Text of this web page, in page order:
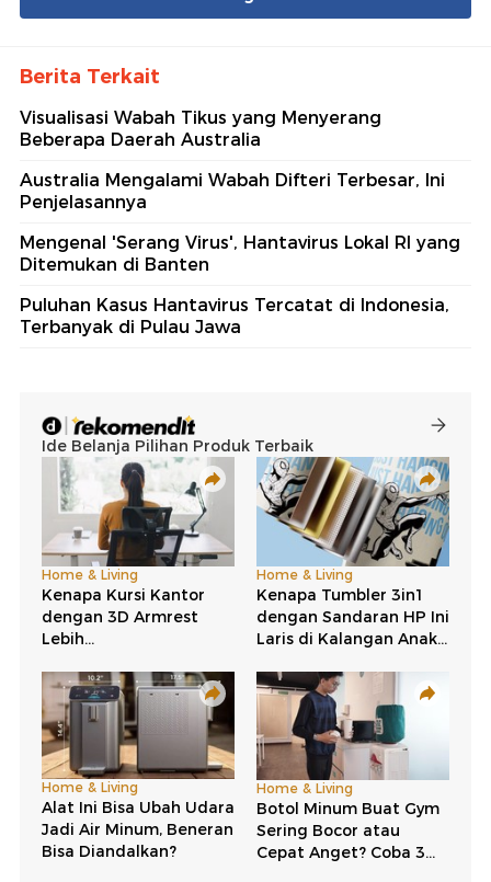
Berita Terkait
Visualisasi Wabah Tikus yang Menyerang
Beberapa Daerah Australia
Australia Mengalami Wabah Difteri Terbesar, Ini
Penjelasannya
Mengenal 'Serang Virus', Hantavirus Lokal RI yang
Ditemukan di Banten
Puluhan Kasus Hantavirus Tercatat di Indonesia,
Terbanyak di Pulau Jawa